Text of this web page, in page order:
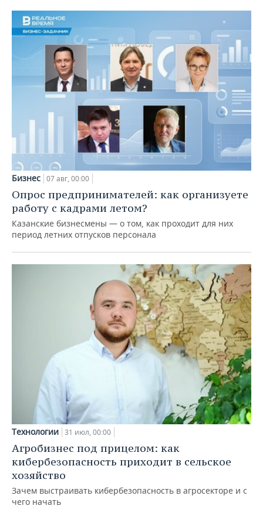
Бизнес 07 авг, 00:00
Опрос предпринимателей: как организуете
работу с кадрами летом?
Казанские бизнесмены — о том, как проходит для них
период летних отпусков персонала
Технологии 31 июл, 00:00
Агробизнес под прицелом: как
кибербезопасность приходит в сельское
хозяйство
Зачем выстраивать кибербезопасность в агросекторе и с
чего начать